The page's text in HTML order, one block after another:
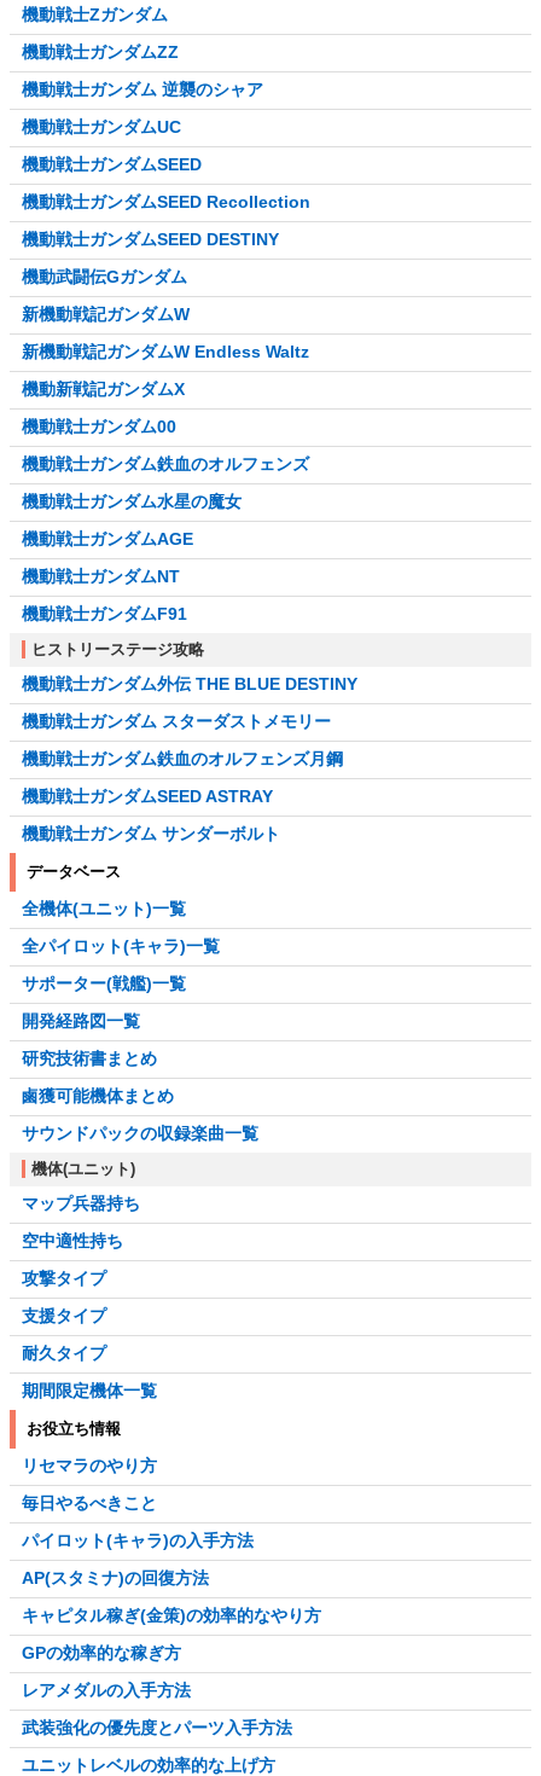
機動戦士Zガンダム
機動戦士ガンダムZZ
機動戦士ガンダム 逆襲のシャア
機動戦士ガンダムUC
機動戦士ガンダムSEED
機動戦士ガンダムSEED Recollection
機動戦士ガンダムSEED DESTINY
機動武闘伝Gガンダム
新機動戦記ガンダムW
新機動戦記ガンダムW Endless Waltz
機動新戦記ガンダムX
機動戦士ガンダム00
機動戦士ガンダム鉄血のオルフェンズ
機動戦士ガンダム水星の魔女
機動戦士ガンダムAGE
機動戦士ガンダムNT
機動戦士ガンダムF91
ヒストリーステージ攻略
機動戦士ガンダム外伝 THE BLUE DESTINY
機動戦士ガンダム スターダストメモリー
機動戦士ガンダム鉄血のオルフェンズ月鋼
機動戦士ガンダムSEED ASTRAY
機動戦士ガンダム サンダーボルト
データベース
全機体(ユニット)一覧
全パイロット(キャラ)一覧
サポーター(戦艦)一覧
開発経路図一覧
研究技術書まとめ
鹵獲可能機体まとめ
サウンドパックの収録楽曲一覧
機体(ユニット)
マップ兵器持ち
空中適性持ち
攻撃タイプ
支援タイプ
耐久タイプ
期間限定機体一覧
お役立ち情報
リセマラのやり方
毎日やるべきこと
パイロット(キャラ)の入手方法
AP(スタミナ)の回復方法
キャピタル稼ぎ(金策)の効率的なやり方
GPの効率的な稼ぎ方
レアメダルの入手方法
武装強化の優先度とパーツ入手方法
ユニットレベルの効率的な上げ方